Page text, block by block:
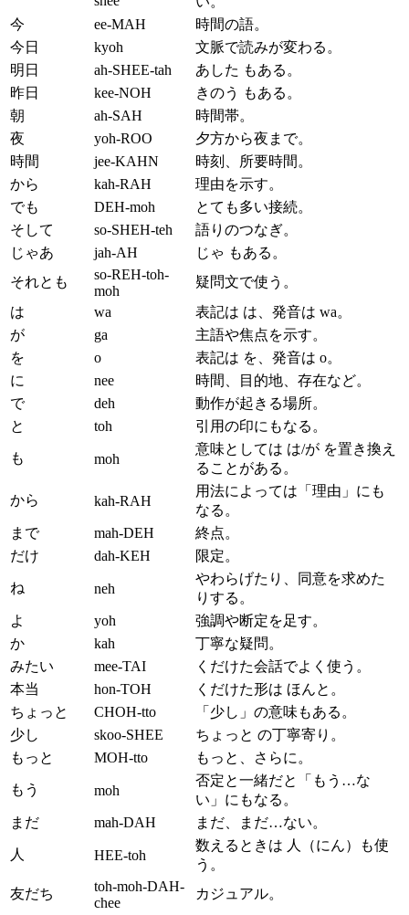
今
ee-MAH
時間の語。
今日
kyoh
文脈で読みが変わる。
明日
ah-SHEE-tah
あした もある。
昨日
kee-NOH
きのう もある。
朝
ah-SAH
時間帯。
夜
yoh-ROO
夕方から夜まで。
時間
jee-KAHN
時刻、所要時間。
から
kah-RAH
理由を示す。
でも
DEH-moh
とても多い接続。
そして
so-SHEH-teh
語りのつなぎ。
じゃあ
jah-AH
じゃ もある。
それとも
so-REH-toh-
moh
疑問文で使う。
は
wa
表記は は、発音は wa。
が
ga
主語や焦点を示す。
を
o
表記は を、発音は o。
に
nee
時間、目的地、存在など。
で
deh
動作が起きる場所。
と
toh 引用の印にもなる。
も moh
意味としては は/が を置き換え
ることがある。
から kah-RAH
用法によっては「理由」にも
なる。
まで
mah-DEH
終点。
だけ
dah-KEH 限定。
ね neh
やわらげたり、同意を求めた
りする。
よ
yoh
強調や断定を足す。
か
kah
丁寧な疑問。
みたい
mee-TAI
くだけた会話でよく使う。
本当
hon-TOH
くだけた形は ほんと。
ちょっと
CHOH-tto
「少し」の意味もある。
少し
skoo-SHEE
ちょっと の丁寧寄り。
もっと
MOH-tto もっと、さらに。
もう moh
否定と一緒だと「もう…な
い」にもなる。
まだ
mah-DAH まだ、まだ…ない。
人 HEE-toh
数えるときは 人（にん）も使
う。
友だち
toh-moh-DAH-
chee
カジュアル。